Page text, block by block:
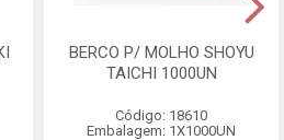
BERCO P/ MOLHO SHOYU
TAICHI 1000UN
Código: 18610
Embalagem: 1X1000UN